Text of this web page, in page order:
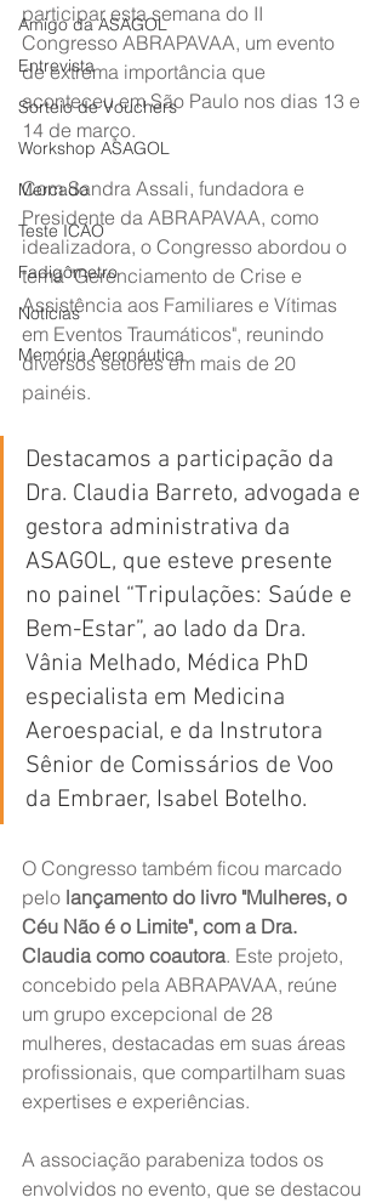
Amigo da ASAGOL
Entrevista
Sorteio de Vouchers
Workshop ASAGOL
Mercado
Teste ICAO
Fadigômetro
Notícias
Memória Aeronáutica
participar esta semana do II
Congresso ABRAPAVAA, um evento
de extrema importância que
aconteceu em São Paulo nos dias 13 e
14 de março.
Com Sandra Assali, fundadora e
Presidente da ABRAPAVAA, como
idealizadora, o Congresso abordou o
tema "Gerenciamento de Crise e
Assistência aos Familiares e Vítimas
em Eventos Traumáticos", reunindo
diversos setores em mais de 20
painéis.
Destacamos a participação da
Dra. Claudia Barreto, advogada e
gestora administrativa da
ASAGOL, que esteve presente
no painel “Tripulações: Saúde e
Bem-Estar”, ao lado da Dra.
Vânia Melhado, Médica PhD
especialista em Medicina
Aeroespacial, e da Instrutora
Sênior de Comissários de Voo
da Embraer, Isabel Botelho.
O Congresso também ficou marcado
pelo lançamento do livro "Mulheres, o
Céu Não é o Limite", com a Dra.
Claudia como coautora. Este projeto,
concebido pela ABRAPAVAA, reúne
um grupo excepcional de 28
mulheres, destacadas em suas áreas
profissionais, que compartilham suas
expertises e experiências.
A associação parabeniza todos os
envolvidos no evento, que se destacou